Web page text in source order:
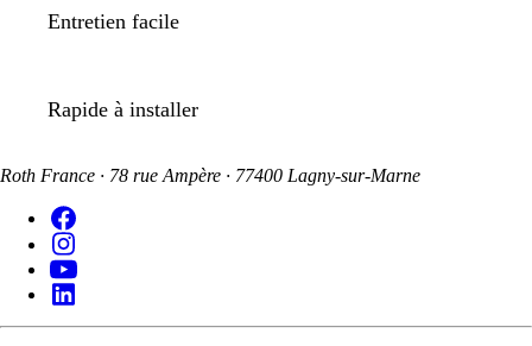
Entretien facile
Rapide à installer
Roth France · 78 rue Ampère · 77400 Lagny-sur-Marne